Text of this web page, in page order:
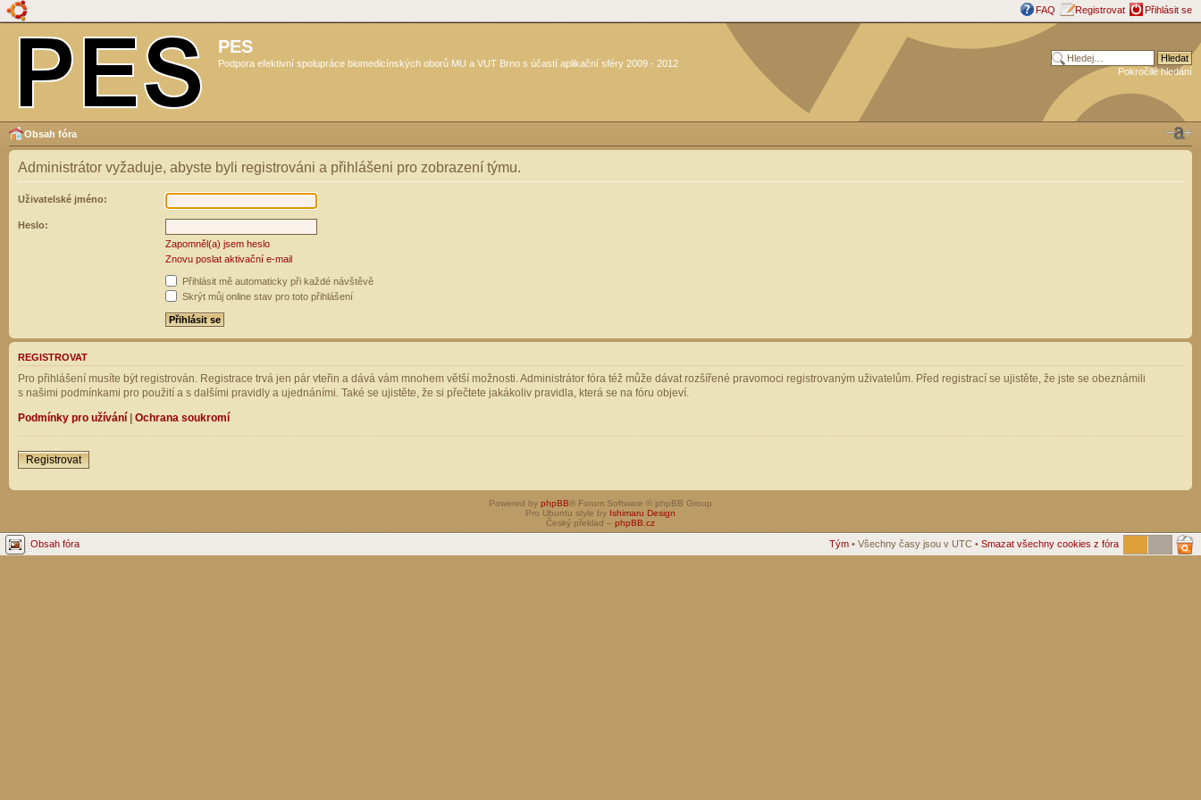
FAQ Registrovat Přihlásit se
PES
Podpora efektivní spolupráce biomedicínských oborů MU a VUT Brno s účastí aplikační sféry 2009 - 2012
Pokročilé hledání
Obsah fóra
Administrátor vyžaduje, abyste byli registrováni a přihlášeni pro zobrazení týmu.
Uživatelské jméno:
Heslo:
Zapomněl(a) jsem heslo
Znovu poslat aktivační e-mail
Přihlásit mě automaticky při každé návštěvě
Skrýt můj online stav pro toto přihlášení
REGISTROVAT
Pro přihlášení musíte být registrován. Registrace trvá jen pár vteřin a dává vám mnohem větší možnosti. Administrátor fóra též může dávat rozšířené pravomoci registrovaným uživatelům. Před registrací se ujistěte, že jste se obeznámili
s našimi podmínkami pro použití a s dalšími pravidly a ujednáními. Také se ujistěte, že si přečtete jakákoliv pravidla, která se na fóru objeví.
Podmínky pro užívání | Ochrana soukromí
Registrovat
Powered by phpBB® Forum Software © phpBB Group
Pro Ubuntu style by Ishimaru Design
Český překlad – phpBB.cz
Obsah fóra Tým • Všechny časy jsou v UTC • Smazat všechny cookies z fóra